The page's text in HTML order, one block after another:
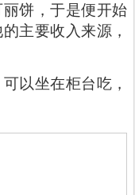
饼，于是便开始
主要收入来源，
以坐在柜台吃，